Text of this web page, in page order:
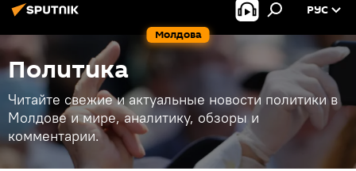
Молдова
РУС
Политика
Читайте свежие и актуальные новости политики в
Молдове и мире, аналитику, обзоры и
комментарии.